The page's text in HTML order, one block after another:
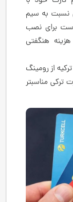
نسبت به سیم
برای نصب
هنگفتی
از رومینگ
ترکی مناسبتر